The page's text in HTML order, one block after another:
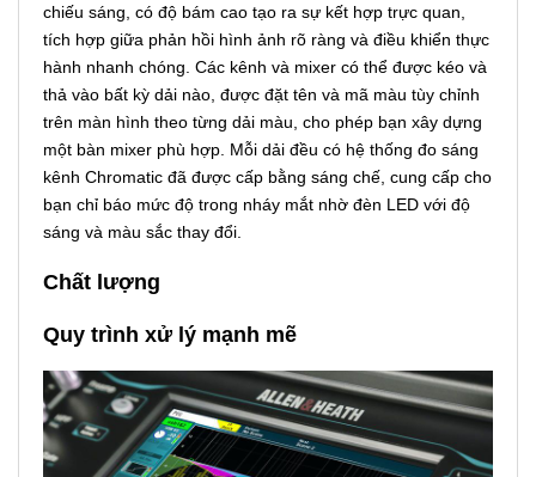
chiếu sáng, có độ bám cao tạo ra sự kết hợp trực quan,
tích hợp giữa phản hồi hình ảnh rõ ràng và điều khiển thực
hành nhanh chóng. Các kênh và mixer có thể được kéo và
thả vào bất kỳ dải nào, được đặt tên và mã màu tùy chỉnh
trên màn hình theo từng dải màu, cho phép bạn xây dựng
một bàn mixer phù hợp. Mỗi dải đều có hệ thống đo sáng
kênh Chromatic đã được cấp bằng sáng chế, cung cấp cho
bạn chỉ báo mức độ trong nháy mắt nhờ đèn LED với độ
sáng và màu sắc thay đổi.
Chất lượng
Quy trình xử lý mạnh mẽ